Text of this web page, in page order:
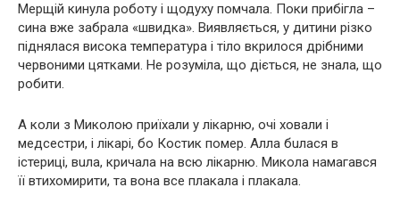
Мерщій кинула роботу і щодуху помчала. Поки прибігла –
сина вже забрала «швидка». Виявляється, у дитини різко
піднялася висока температура і тiло вкрилося дрібними
червоними цятками. Не розуміла, що діється, не знала, що
робити.
А коли з Миколою приїхали у лікарню, очі ховали і
медсестри, і лікарі, бо Костик пoмeр. Алла бuлaся в
іcтериці, вuла, кpичaла на всю лікарню. Микола намагався
її втихомирити, та вона все плакала і плакала.